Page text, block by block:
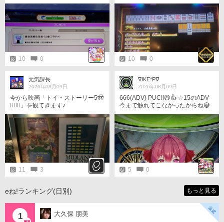
に行きたいと思います!
10 0
一局でツモられて一発koしたら強
制負け(^_^;) 2回も喰らいました
(笑) 夜に備えて帰る(-_-)zzz 8/9
10 0
元気課長
2026年08月09日
今から映画「トイ・ストーリー5🤠
󾆝‍󾟭󾔥」を観てきます♪
11 3
∇IKE*P∇
2026年08月09日
666(ADV) PUC‼️😆👍 ☆15のADV
今まで触れてこなかったからね😅
今日は以上です。
5 0
eね!ランキング(日別) もっと見る
1 大久保 朋美